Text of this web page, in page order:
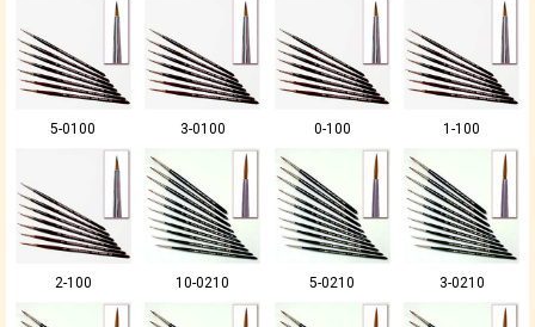
5-0100 3-0100 0-100 1-100
2-100 10-0210 5-0210 3-0210